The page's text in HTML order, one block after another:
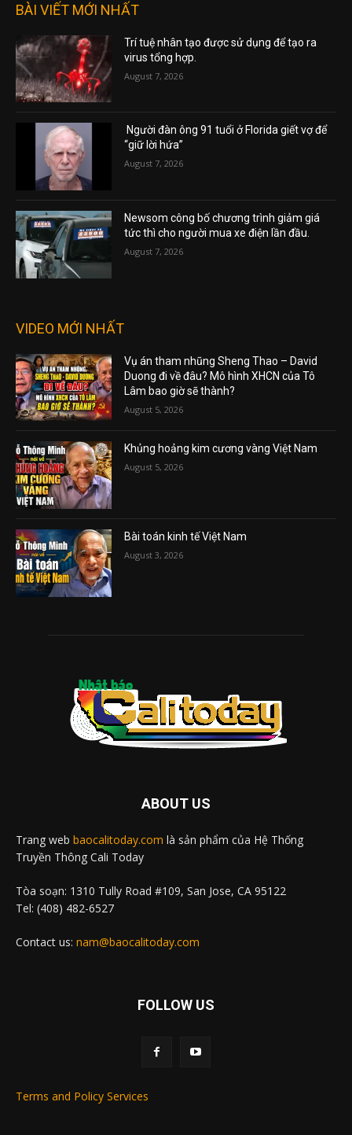
BÀI VIẾT MỚI NHẤT
Trí tuệ nhân tạo được sử dụng để tạo ra
virus tổng hợp.
August 7, 2026
Người đàn ông 91 tuổi ở Florida giết vợ để
“giữ lời hứa”
August 7, 2026
Newsom công bố chương trình giảm giá
tức thì cho người mua xe điện lần đầu.
August 7, 2026
VIDEO MỚI NHẤT
Vụ án tham nhũng Sheng Thao – David
Duong đi về đâu? Mô hình XHCN của Tô
Lâm bao giờ sẽ thành?
August 5, 2026
Khủng hoảng kim cương vàng Việt Nam
August 5, 2026
Bài toán kinh tế Việt Nam
August 3, 2026
ABOUT US
Trang web baocalitoday.com là sản phẩm của Hệ Thống
Truyền Thông Cali Today
Tòa soạn: 1310 Tully Road #109, San Jose, CA 95122
Tel: (408) 482-6527
Contact us: nam@baocalitoday.com
FOLLOW US
Terms and Policy Services